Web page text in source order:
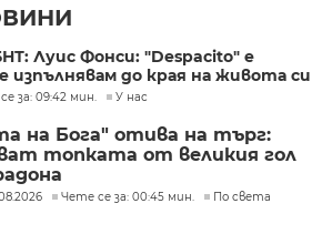
Луис Фонси: "Despacito" е
до края на живота си
за: 09:42 мин. У нас
на Бога" отива на търг:
топката от великия гол
Чете се за: 00:45 мин. По света